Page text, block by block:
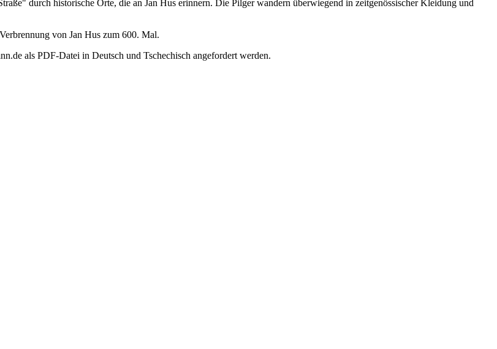
durch historische Orte, die an Jan Hus erinnern. Die Pilger wandern überwiegend in zeitgenössischer Kleidung und
von Jan Hus zum 600. Mal.
als PDF-Datei in Deutsch und Tschechisch angefordert werden.